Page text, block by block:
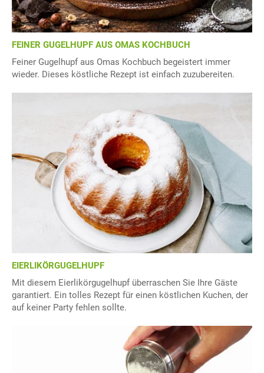
FEINER GUGELHUPF AUS OMAS KOCHBUCH
Feiner Gugelhupf aus Omas Kochbuch begeistert immer
wieder. Dieses köstliche Rezept ist einfach zuzubereiten.
EIERLIKÖRGUGELHUPF
Mit diesem Eierlikörgugelhupf überraschen Sie Ihre Gäste
garantiert. Ein tolles Rezept für einen köstlichen Kuchen, der
auf keiner Party fehlen sollte.